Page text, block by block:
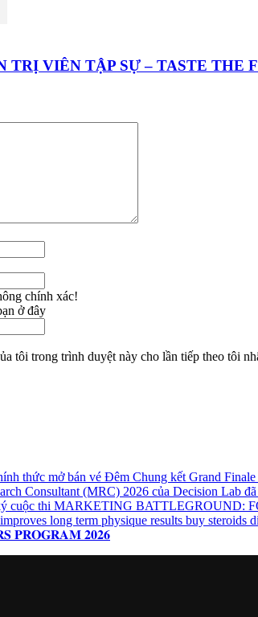
TRỊ VIÊN TẬP SỰ – TASTE THE
chính xác!
ở đây
tôi trong trình duyệt này cho lần tiếp theo tôi
thức mở bán vé Đêm Chung kết Grand
Consultant (MRC) 2026 của Decision Lab
cuộc thi MARKETING BATTLEGROUND:
long term physique results buy steroids
𝐏𝐑𝐎𝐆𝐑𝐀𝐌 𝟐𝟎𝟐𝟔